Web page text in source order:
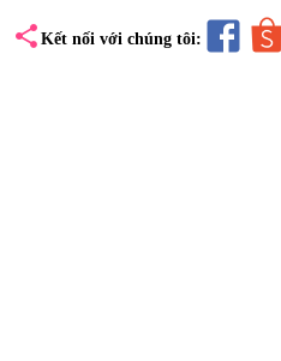
share Kết nối với chúng tôi: